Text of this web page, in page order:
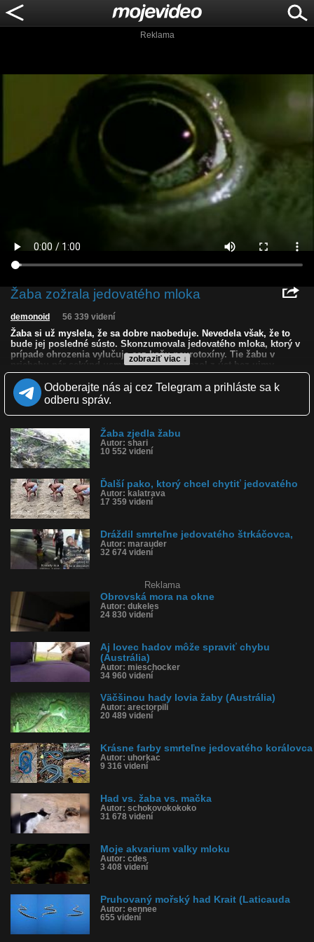
Reklama
Žaba zožrala jedovatého mloka
zobraziť viac ↓
demonoid 56 339 videní
Žaba si už myslela, že sa dobre naobeduje. Nevedela však, že to
bude jej posledné sústo. Skonzumovala jedovatého mloka, ktorý v
prípade ohrozenia vylučuje cez kožu neurotoxíny. Tie žabu v
priebehu pár sekúnd usmrtili a mlok vyviazol z úst bez ujmy.
Kvalita: NQ
LQ
Zverejnené: 20.10.2012 4:52
Komentárov: 204
Dľžka: 0:59
Kategória: zvieratká
Tagy: mlok, žaba, jedovatý mlok, jedovatá žaba, jed
História sledovanosti videa:
Odoberajte nás aj cez Telegram a prihláste sa k
odberu správ.
Žaba zjedla žabu
Autor: shari
10 552 videní
Ďalší pako, ktorý chcel chytiť jedovatého
Autor: kalatrava
17 359 videní
Dráždil smrteľne jedovatého štrkáčovca,
Autor: marauder
32 674 videní
Reklama
Obrovská mora na okne
Autor: dukeles
24 830 videní
Aj lovec hadov môže spraviť chybu
(Austrália)
Autor: mieschocker
34 960 videní
Väčšinou hady lovia žaby (Austrália)
Autor: arectorpili
20 489 videní
Krásne farby smrteľne jedovatého korálovca
Autor: uhorkac
9 316 videní
Had vs. žaba vs. mačka
Autor: schokovokokoko
31 678 videní
Moje akvarium valky mloku
Autor: cdes
3 408 videní
Pruhovaný mořský had Krait (Laticauda
Autor: eennee
655 videní